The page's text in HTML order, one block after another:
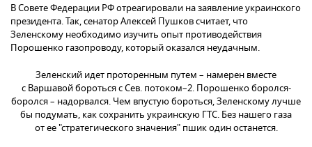
В Совете Федерации РФ отреагировали на заявление украинского
президента. Так, сенатор Алексей Пушков считает, что
Зеленскому необходимо изучить опыт противодействия
Порошенко газопроводу, который оказался неудачным.
Зеленский идет проторенным путем – намерен вместе
с Варшавой бороться с Сев. потоком–2. Порошенко боролся-
боролся – надорвался. Чем впустую бороться, Зеленскому лучше
бы подумать, как сохранить украинскую ГТС. Без нашего газа
от ее "стратегического значения" пшик один останется.